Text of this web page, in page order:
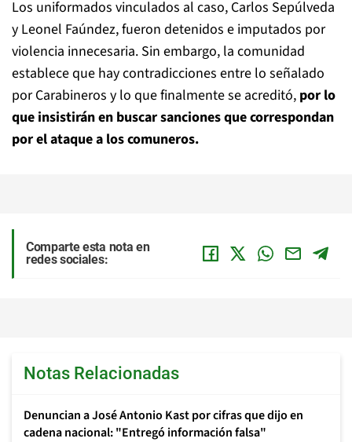
Los uniformados vinculados al caso, Carlos Sepúlveda
y Leonel Faúndez, fueron detenidos e imputados por
violencia innecesaria. Sin embargo, la comunidad
establece que hay contradicciones entre lo señalado
por Carabineros y lo que finalmente se acreditó, por lo
que insistirán en buscar sanciones que correspondan
por el ataque a los comuneros.
Comparte esta nota en
redes sociales:
Notas Relacionadas
Denuncian a José Antonio Kast por cifras que dijo en
cadena nacional: "Entregó información falsa"